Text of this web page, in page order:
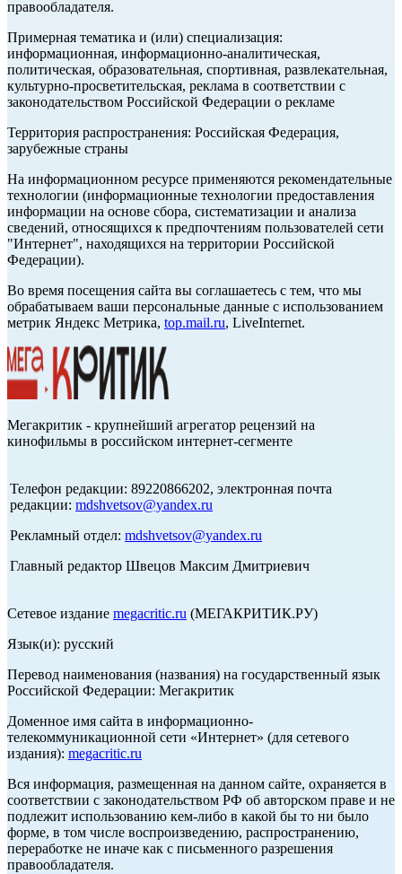
правообладателя.
Примерная тематика и (или) специализация:
информационная, информационно-аналитическая,
политическая, образовательная, спортивная, развлекательная,
культурно-просветительская, реклама в соответствии с
законодательством Российской Федерации о рекламе
Территория распространения: Российская Федерация,
зарубежные страны
На информационном ресурсе применяются рекомендательные
технологии (информационные технологии предоставления
информации на основе сбора, систематизации и анализа
сведений, относящихся к предпочтениям пользователей сети
"Интернет", находящихся на территории Российской
Федерации).
Во время посещения сайта вы соглашаетесь с тем, что мы
обрабатываем ваши персональные данные с использованием
метрик Яндекс Метрика, top.mail.ru, LiveInternet.
Мегакритик - крупнейший агрегатор рецензий на
кинофильмы в российском интернет-сегменте
Телефон редакции: 89220866202, электронная почта
редакции: mdshvetsov@yandex.ru
Рекламный отдел: mdshvetsov@yandex.ru
Главный редактор Швецов Максим Дмитриевич
Сетевое издание megacritic.ru (МЕГАКРИТИК.РУ)
Язык(и): русский
Перевод наименования (названия) на государственный язык
Российской Федерации: Мегакритик
Доменное имя сайта в информационно-
телекоммуникационной сети «Интернет» (для сетевого
издания): megacritic.ru
Вся информация, размещенная на данном сайте, охраняется в
соответствии с законодательством РФ об авторском праве и не
подлежит использованию кем-либо в какой бы то ни было
форме, в том числе воспроизведению, распространению,
переработке не иначе как с письменного разрешения
правообладателя.